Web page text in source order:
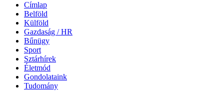
Címlap
Belföld
Külföld
Gazdaság / HR
Bűnügy
Sport
Sztárhírek
Életmód
Gondolataink
Tudomány